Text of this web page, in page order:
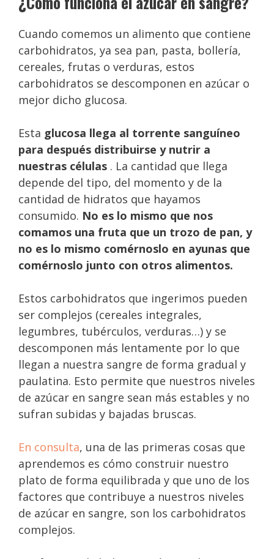
Cuando comemos un alimento que contiene
carbohidratos, ya sea pan, pasta, bollería,
cereales, frutas o verduras, estos
carbohidratos se descomponen en azúcar o
mejor dicho glucosa.
Esta glucosa llega al torrente sanguíneo
para después distribuirse y nutrir a
nuestras células . La cantidad que llega
depende del tipo, del momento y de la
cantidad de hidratos que hayamos
consumido. No es lo mismo que nos
comamos una fruta que un trozo de pan, y
no es lo mismo comérnoslo en ayunas que
comérnoslo junto con otros alimentos.
Estos carbohidratos que ingerimos pueden
ser complejos (cereales integrales,
legumbres, tubérculos, verduras…) y se
descomponen más lentamente por lo que
llegan a nuestra sangre de forma gradual y
paulatina. Esto permite que nuestros niveles
de azúcar en sangre sean más estables y no
sufran subidas y bajadas bruscas.
En consulta, una de las primeras cosas que
aprendemos es cómo construir nuestro
plato de forma equilibrada y que uno de los
factores que contribuye a nuestros niveles
de azúcar en sangre, son los carbohidratos
complejos.